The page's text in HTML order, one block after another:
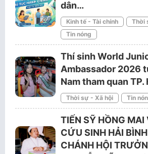
dân…
Kinh tế - Tài chính
Thời
Tin nóng
Thí sinh World
Ambassador 2026
Nam tham quan TP.
Thời sự - Xã hội Tin
TIẾN SỸ HỒNG MAI
CỨU SINH HẢI
CHÁNH HỘI